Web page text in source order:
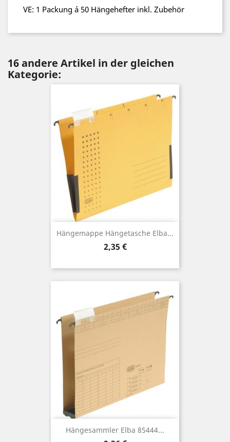
VE: 1 Packung á 50 Hängehefter inkl. Zubehör
16 andere Artikel in der gleichen
Kategorie:
Hängemappe Hängetasche Elba...
Preis
2,35 €
Hängesammler Elba 85444...